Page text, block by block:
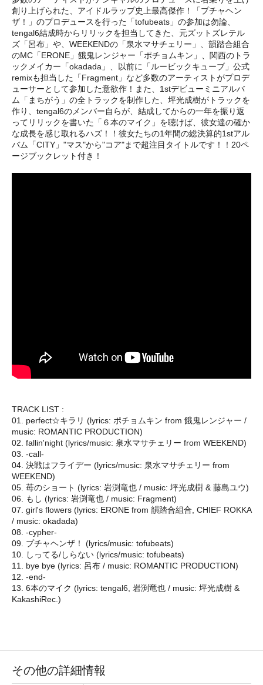
創り上げられた、アイドルラップ史上最高傑作！「プチャヘン
ザ！」のプロデュースを行った「tofubeats」の参加は勿論、
tengal6結成時からリリックを担当してきた、元ズットズレテル
ズ「呂布」や、WEEKENDの「泉水マサチェリー」、韻踏合組合
のMC「ERONE」餓鬼レンジャー「ポチョムキン」、関西のトラ
ックメイカー「okadada」、以前に「ルービックキューブ」公式
remixも担当した「Fragment」など多数のアーティストがプロデ
ューサーとして参加した意欲作！また、1stデビューミニアルバ
ム「まちがう」の全トラックを制作した、坪光成樹がトラックを
作り、tengal6のメンバー自らが、結成してからの一年を振り返
ってリリックを書いた「６本のマイク」を聴けば、彼女達の確か
な成長を感じ取れるハズ！！彼女たちの1年間の総決算的1stアル
バム「CITY」"マス"から"コア"まで超注目タイトルです！！20ペ
ージブックレット付き！
TRACK LIST :
01. perfect☆キラリ (lyrics: ポチョムキン from 餓鬼レンジャー /
music: ROMANTIC PRODUCTION)
02. fallin'night (lyrics/music: 泉水マサチェリー from WEEKEND)
03. -call-
04. 決戦はフライデー (lyrics/music: 泉水マサチェリー from
WEEKEND)
05. 苺のショート (lyrics: 岩渕竜也 / music: 坪光成樹 & 藤島ユウ)
06. もし (lyrics: 岩渕竜也 / music: Fragment)
07. girl's flowers (lyrics: ERONE from 韻踏合組合, CHIEF ROKKA
/ music: okadada)
08. -cypher-
09. プチャヘンザ！ (lyrics/music: tofubeats)
10. しってる/しらない (lyrics/music: tofubeats)
11. bye bye (lyrics: 呂布 / music: ROMANTIC PRODUCTION)
12. -end-
13. 6本のマイク (lyrics: tengal6, 岩渕竜也 / music: 坪光成樹 &
KakashiRec.)
その他の詳細情報